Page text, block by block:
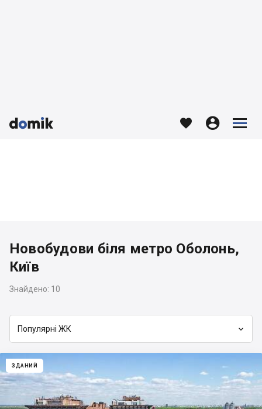


   


Новобудови біля метро Оболонь,
Київ
Знайдено: 10
Популярні ЖК 
ЗДАНИЙ